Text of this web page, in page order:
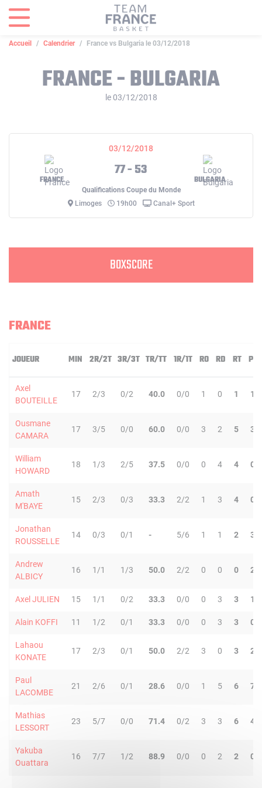
Accueil Calendrier France vs Bulgaria le 03/12/2018
FRANCE - BULGARIA
le 03/12/2018
03/12/2018
FRANCE
77 - 53
BULGARIA
Qualifications Coupe du Monde
Limoges
19h00 Canal+ Sport
BOXSCORE
FRANCE
JOUEUR MIN 2R/2T 3R/3T TR/TT 1R/1T RO RD RT PD
Axel
BOUTEILLE
17 2/3 0/2 40.0 0/0 1 0 1 1
Ousmane
CAMARA
17 3/5 0/0 60.0 0/0 3 2 5 3
William
HOWARD
18 1/3 2/5 37.5 0/0 0 4 4 0
Amath
M'BAYE
15 2/3 0/3 33.3 2/2 1 3 4 0
Jonathan
ROUSSELLE
14 0/3 0/1 - 5/6 1 1 2 3
Andrew
ALBICY
16 1/1 1/3 50.0 2/2 0 0 0 2
Axel JULIEN 15 1/1 0/2 33.3 0/0 0 3 3 1
Alain KOFFI 11 1/2 0/1 33.3 0/0 0 3 3 0
Lahaou
KONATE
17 2/3 0/1 50.0 2/2 3 0 3 2
Paul
LACOMBE
21 2/6 0/1 28.6 0/0 1 5 6 7
Mathias
LESSORT
23 5/7 0/0 71.4 0/2 3 3 6 4
Yakuba
Ouattara
16 7/7 1/2 88.9 0/0 0 2 2 0
Panneau de gestion des cookies